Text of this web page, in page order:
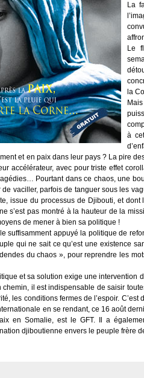
La
Le
la
à
et en paix dans leur pays ? La pire
accélérateur, avec pour triste effet
Pourtant dans ce chaos, une
vaciller, parfois de tanguer sous les
issue du processus de Djibouti, et
s’est pas montré à la hauteur de la
de mener à bien sa politique !
suffisamment appuyé la politique de
qui ne sait ce qu’est une existence
du chaos », pour reprendre les
et sa solution exige une intervention
chemin, il est indispensable de saisir
les conditions fermes de l’espoir.
en se rendant, ce 16 août
en Somalie, est le GFT. Il a
djiboutienne envers le peuple frère